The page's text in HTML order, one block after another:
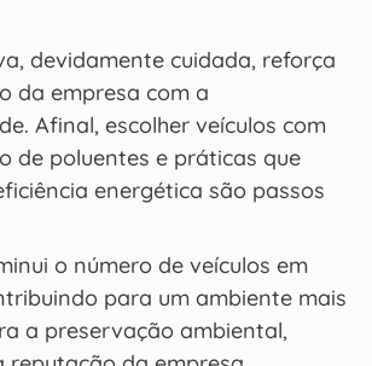
devidamente cuidada, reforça
da empresa com a
Afinal, escolher veículos com
de poluentes e práticas que
energética são passos
o número de veículos em
para um ambiente mais
a preservação ambiental,